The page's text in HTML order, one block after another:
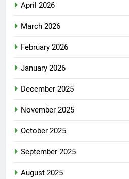
April 2026
March 2026
February 2026
January 2026
December 2025
November 2025
October 2025
September 2025
August 2025